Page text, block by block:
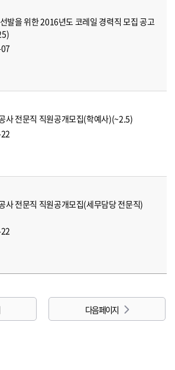
발을 위한 2016년도 코레일 경력직 모집 공고
사 전문직 직원공개모집(학예사)(~2.5)
사 전문직 직원공개모집(세무담당 전문직)
다음 페이지